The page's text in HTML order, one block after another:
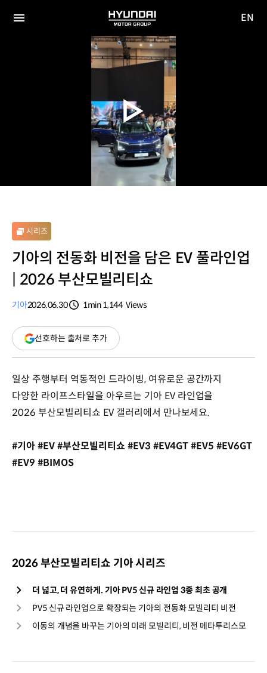
HYUNDAI
MOTOR
GROUP
EN
시리즈
기아의 전동화 비전을 담은 EV 풀라인업
| 2026 부산모빌리티쇼
기아2026.06.30
1min1,144 Views
선호하는 출처로 추가(새
창
일상 주행부터 역동적인 드라이빙, 여유로운 공간까지
다양한 라이프스타일을 아우르는 기아 EV 라인업을
2026 부산모빌리티쇼 EV 갤러리에서 만나보세요.
#기아 #EV #부산모빌리티쇼 #EV3 #EV4GT #EV5 #EV6GT
#EV9 #BIMOS
2026 부산모빌리티쇼 기아 시리즈
더 넓고, 더 유연하게. 기아 PV5 신규 라인업 3종 최초 공개
PV5 신규 라인업으로 확장되는 기아의 전동화 모빌리티 비전
이동의 개념을 바꾸는 기아의 미래 모빌리티, 비전 메타투리스모